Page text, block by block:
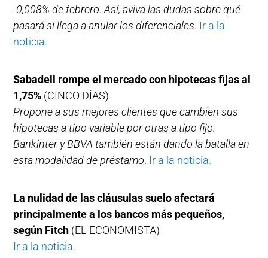
-0,008% de febrero. Así, aviva las dudas sobre qué
pasará si llega a anular los diferenciales. Ir a la
noticia.
Sabadell rompe el mercado con hipotecas fijas al
1,75% (CINCO DÍAS)
Propone a sus mejores clientes que cambien sus
hipotecas a tipo variable por otras a tipo fijo.
Bankinter y BBVA también están dando la batalla en
esta modalidad de préstamo. Ir a la noticia.
La nulidad de las cláusulas suelo afectará
principalmente a los bancos más pequeños,
según Fitch (EL ECONOMISTA)
Ir a la noticia.